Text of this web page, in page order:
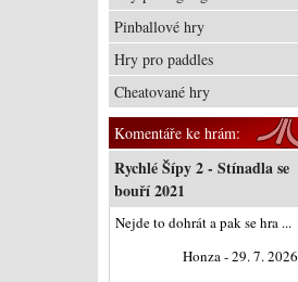
Pinballové hry
Hry pro paddles
Cheatované hry
Komentáře ke hrám:
Rychlé Šípy 2 - Stínadla se
bouří 2021
Nejde to dohrát a pak se hra ...
Honza - 29. 7. 2026